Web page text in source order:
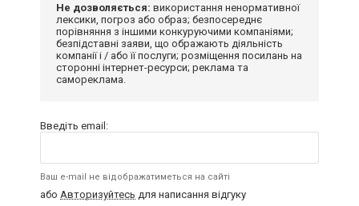
Не дозволяється: використання ненормативної
лексики, погроз або образ; безпосереднє
порівняння з іншими конкуруючими компаніями;
безпідставні заяви, що ображають діяльність
компанії і / або її послуги; розміщення посилань на
сторонні інтернет-ресурси; реклама та
самореклама.
Введіть email:
Ваш e-mail не відображатиметься на сайті
або Авторизуйтесь для написання відгуку